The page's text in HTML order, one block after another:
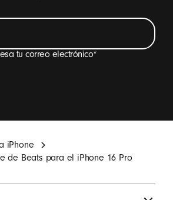
tu correo electrónico*
participar en encuestas.*
REGISTRARSE
iPhone
de Beats para el iPhone 16 Pro